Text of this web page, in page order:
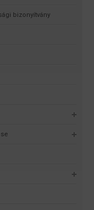
bizonyítvány